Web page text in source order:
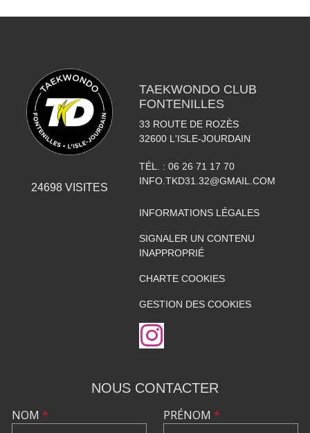
24698VISITES
TAEKWONDO CLUB
FONTENILLES
33 ROUTE DE ROZÈS
32600 L'ISLE-JOURDAIN
TÉL. : 06 26 71 17 70
INFO.TKD31.32@GMAIL.COM
INFORMATIONS LÉGALES
SIGNALER UN CONTENU
INAPPROPRIÉ
CHARTE COOKIES
GESTION DES COOKIES
NOUS CONTACTER
NOM * PRÉNOM *